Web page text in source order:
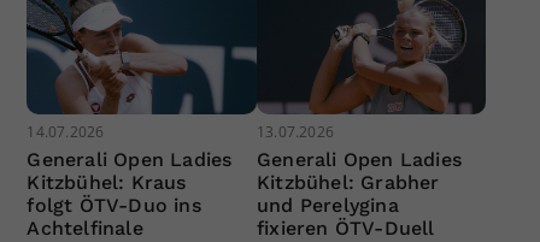
14.07.2026
Generali Open Ladies
Kitzbühel: Kraus
folgt ÖTV-Duo ins
Achtelfinale
13.07.2026
Generali Open Ladies
Kitzbühel: Grabher
und Perelygina
fixieren ÖTV-Duell